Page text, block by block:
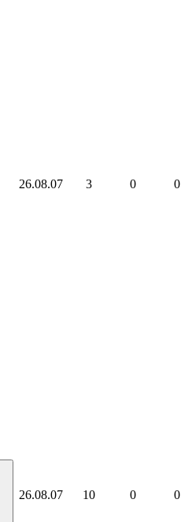
26.08.07 3 0 0
26.08.07 10 0 0